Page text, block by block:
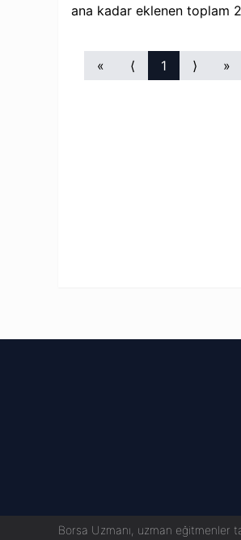
ana kadar eklenen toplam 2
« ⟨ 1 ⟩ »
Borsa Uzmanı, uzman eğitmenler